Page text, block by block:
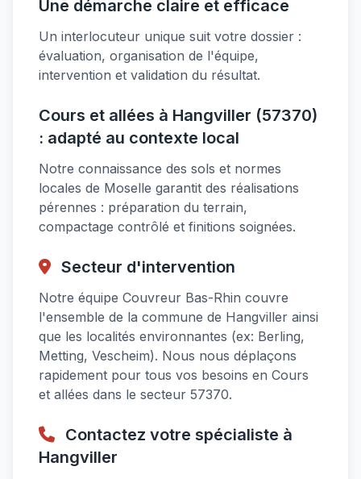
Une démarche claire et efficace
Un interlocuteur unique suit votre dossier :
évaluation, organisation de l'équipe,
intervention et validation du résultat.
Cours et allées à Hangviller (57370)
: adapté au contexte local
Notre connaissance des sols et normes
locales de Moselle garantit des réalisations
pérennes : préparation du terrain,
compactage contrôlé et finitions soignées.
Secteur d'intervention
Notre équipe Couvreur Bas-Rhin couvre
l'ensemble de la commune de Hangviller ainsi
que les localités environnantes (ex: Berling,
Metting, Vescheim). Nous nous déplaçons
rapidement pour tous vos besoins en Cours
et allées dans le secteur 57370.
Contactez votre spécialiste à
Hangviller